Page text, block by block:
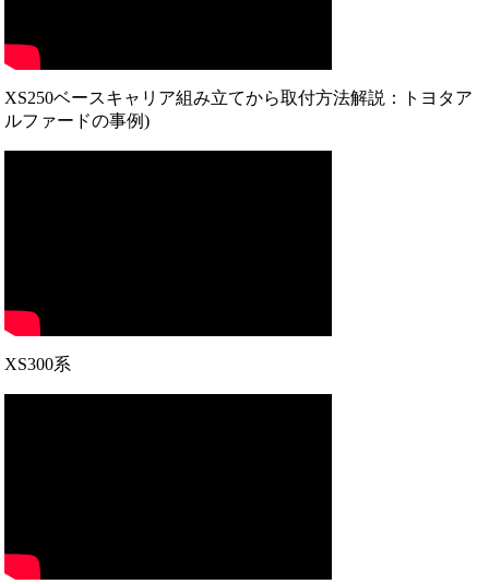
XS250ベースキャリア組み立てから取付方法解説：トヨタア
ルファードの事例)
XS300系